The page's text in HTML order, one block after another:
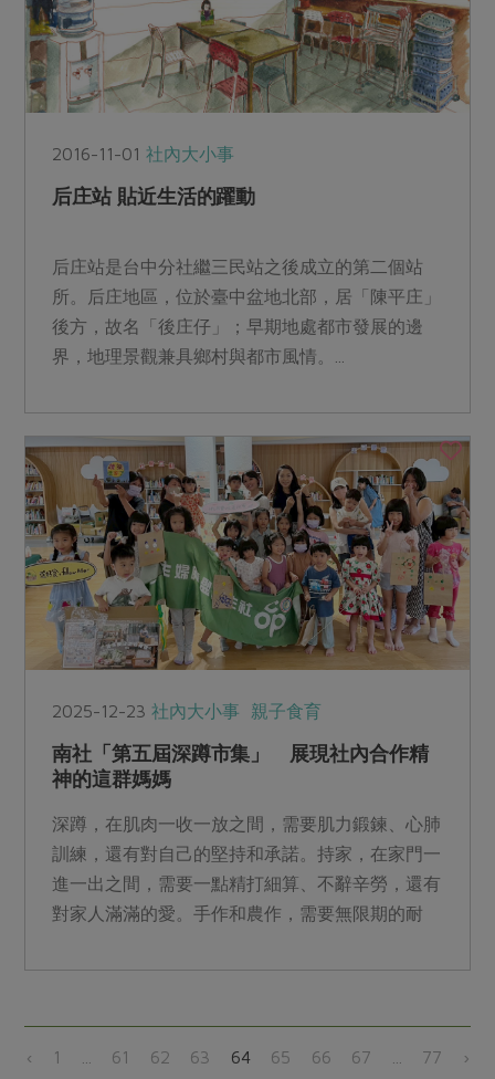
2016-11-01社內大小事
后庄站 貼近生活的躍動
后庄站是台中分社繼三民站之後成立的第二個站
所。后庄地區，位於臺中盆地北部，居「陳平庄」
後方，故名「後庄仔」；早期地處都市發展的邊
界，地理景觀兼具鄉村與都市風情。...
2025-12-23社內大小事 親子食育
南社「第五屆深蹲市集」 展現社內合作精
神的這群媽媽
深蹲，在肌肉一收一放之間，需要肌力鍛鍊、心肺
訓練，還有對自己的堅持和承諾。持家，在家門一
進一出之間，需要一點精打細算、不辭辛勞，還有
對家人滿滿的愛。手作和農作，需要無限期的耐
社扣連在一起的文案，將我們想推廣合作社的想法
‹ 1 61 62 63 64 65 66 67 77 ›